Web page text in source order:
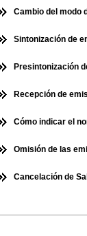
Cambio del modo
Sintonización de
Presintonización
Recepción de
Cómo indicar el
Omisión de las
Cancelación de